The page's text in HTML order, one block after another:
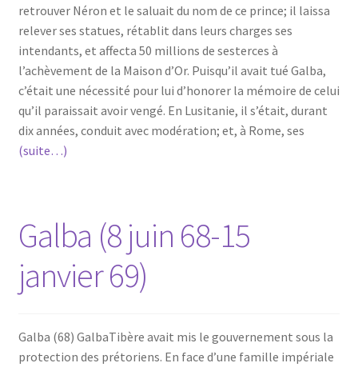
retrouver Néron et le saluait du nom de ce prince; il laissa
relever ses statues, rétablit dans leurs charges ses
intendants, et affecta 50 millions de sesterces à
l’achèvement de la Maison d’Or. Puisqu’il avait tué Galba,
c’était une nécessité pour lui d’honorer la mémoire de celui
qu’il paraissait avoir vengé. En Lusitanie, il s’était, durant
dix années, conduit avec modération; et, à Rome, ses
(suite…)
Galba (8 juin 68-15
janvier 69)
Galba (68) GalbaTibère avait mis le gouvernement sous la
protection des prétoriens. En face d’une famille impériale